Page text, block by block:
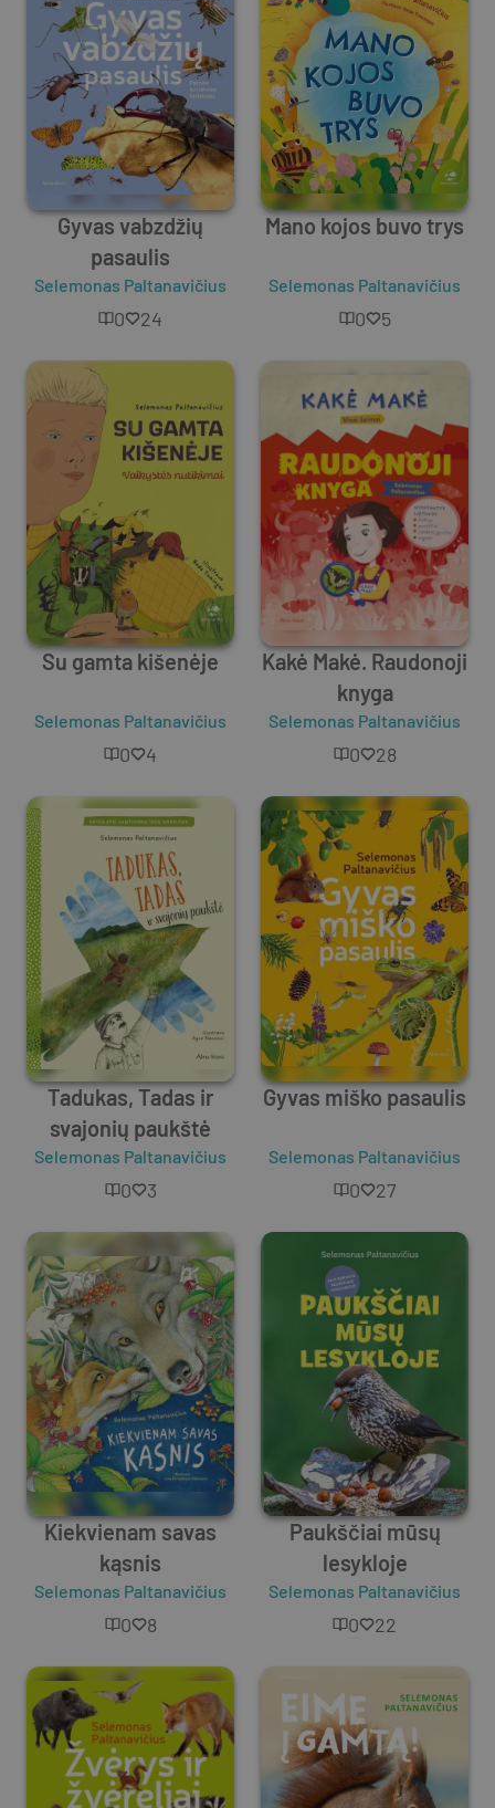
Gyvas vabzdžių
pasaulis
Selemonas Paltanavičius
0 24
Mano kojos buvo trys
Selemonas Paltanavičius
0 5
Su gamta kišenėje
Selemonas Paltanavičius
0 4
Kakė Makė. Raudonoji
knyga
Selemonas Paltanavičius
0 28
Tadukas, Tadas ir
svajonių paukštė
Selemonas Paltanavičius
0 3
Gyvas miško pasaulis
Selemonas Paltanavičius
0 27
Kiekvienam savas
kąsnis
Selemonas Paltanavičius
0 8
Paukščiai mūsų
lesykloje
Selemonas Paltanavičius
0 22